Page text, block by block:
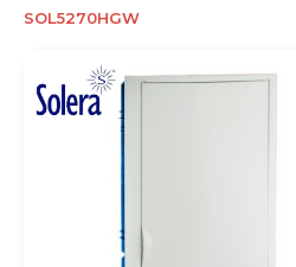
SOL5270HGW